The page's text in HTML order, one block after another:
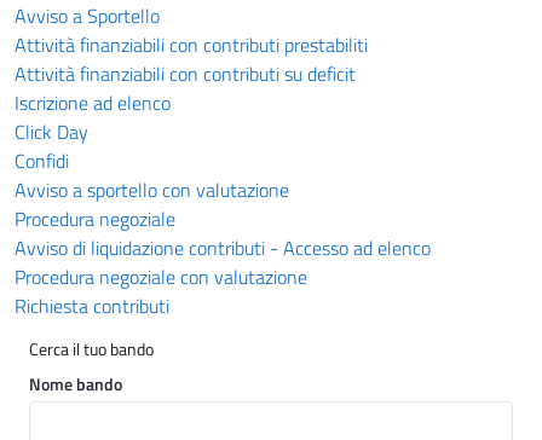
Avviso a Sportello
Attività finanziabili con contributi prestabiliti
Attività finanziabili con contributi su deficit
Iscrizione ad elenco
Click Day
Confidi
Avviso a sportello con valutazione
Procedura negoziale
Avviso di liquidazione contributi - Accesso ad elenco
Procedura negoziale con valutazione
Richiesta contributi
Cerca il tuo bando
Nome bando